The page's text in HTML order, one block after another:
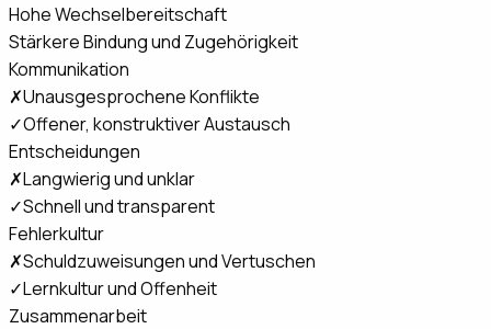
Hohe Wechselbereitschaft
Stärkere Bindung und Zugehörigkeit
Kommunikation
✗Unausgesprochene Konflikte
✓Offener, konstruktiver Austausch
Entscheidungen
✗Langwierig und unklar
✓Schnell und transparent
Fehlerkultur
✗Schuldzuweisungen und Vertuschen
✓Lernkultur und Offenheit
Zusammenarbeit